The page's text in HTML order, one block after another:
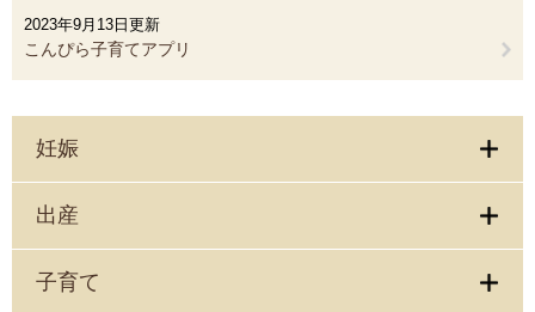
2023年9月13日更新
こんぴら子育てアプリ
妊娠
出産
子育て